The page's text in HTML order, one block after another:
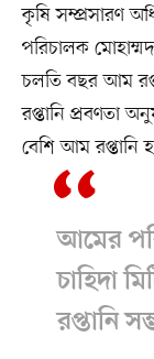
কৃষি সম্প্রসারণ
পরিচালক
চলতি বছর আম
রপ্তানি প্রবণতা
বেশি আম রপ্তানি
আমের
চাহিদা
রপ্তানি